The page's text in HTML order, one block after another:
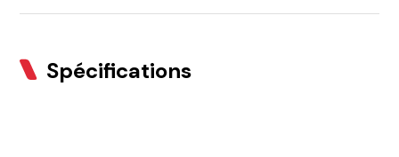
Spécifications